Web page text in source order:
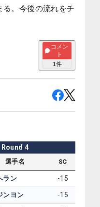
る。今後の流れをチ
コメン
ト
1件
Round 4
選手名 SC
ラン -15
ンヨン -15